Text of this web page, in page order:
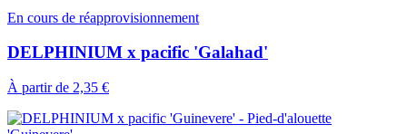
En cours de réapprovisionnement
DELPHINIUM x pacific 'Galahad'
À partir de 2,35 €